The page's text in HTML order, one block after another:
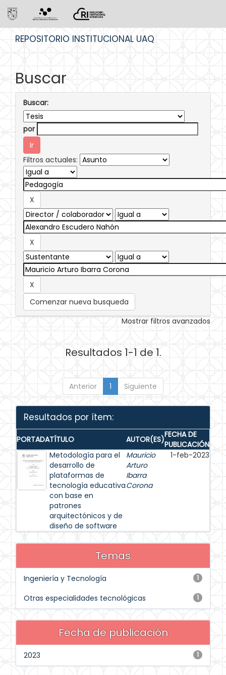
REPOSITORIO INSTITUCIONAL UAQ
Buscar
Buscar:
por
Filtros actuales:
Comenzar nueva busqueda
Mostrar filtros avanzados
Resultados 1-1 de 1.
Anterior 1 Siguiente
Resultados por ítem:
PORTADATÍTULO AUTOR(ES)FECHA DE
PUBLICACIÓN
Metodología para el
desarrollo de
plataformas de
tecnología educativa
con base en
patrones
arquitectónicos y de
diseño de software
Mauricio
Arturo
Ibarra
Corona
1-feb-2023
Temas
1
Ingeniería y Tecnología
1
Otras especialidades tecnológicas
Fecha de publicación
1
2023